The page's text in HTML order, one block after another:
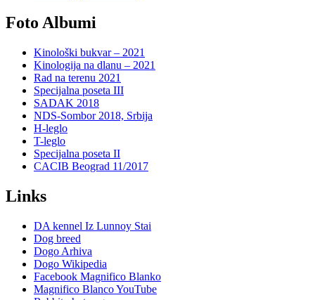
Foto Albumi
Kinološki bukvar – 2021
Kinologija na dlanu – 2021
Rad na terenu 2021
Specijalna poseta III
SADAK 2018
NDS-Sombor 2018, Srbija
H-leglo
T-leglo
Specijalna poseta II
CACIB Beograd 11/2017
Links
DA kennel Iz Lunnoy Stai
Dog breed
Dogo Arhiva
Dogo Wikipedia
Facebook Magnifico Blanko
Magnifico Blanco YouTube